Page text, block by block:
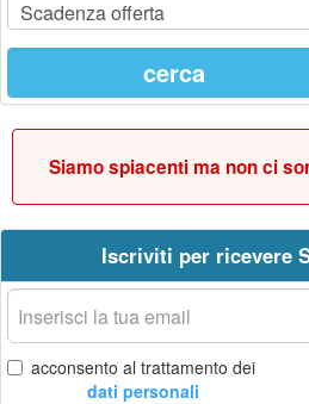
Siamo spiacenti ma non ci
Iscriviti per ricevere
La
tua
email
acconsento al trattamento dei
dati personali